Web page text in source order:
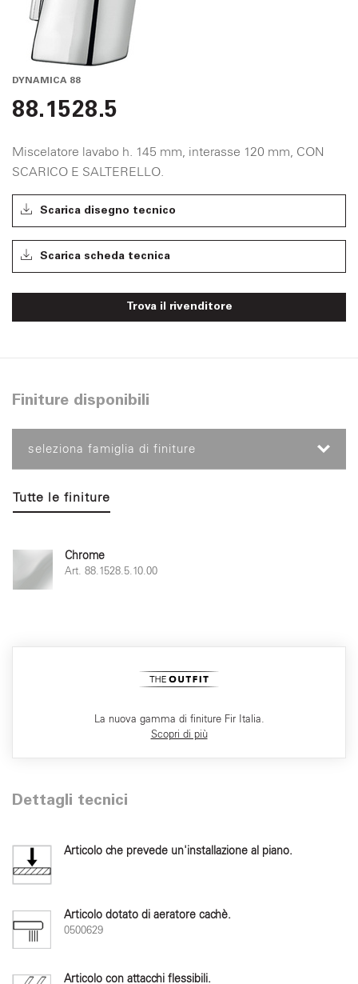
DYNAMICA 88
88.1528.5
Miscelatore lavabo h. 145 mm, interasse 120 mm, CON
SCARICO E SALTERELLO.
Scarica disegno tecnico
Scarica scheda tecnica
Trova il rivenditore
Finiture disponibili
seleziona famiglia di finiture
Tutte le finiture
Chrome
Art. 88.1528.5.10.00
La nuova gamma di finiture Fir Italia.
Scopri di più
Dettagli tecnici
Articolo che prevede un'installazione al piano.
Articolo dotato di aeratore cachè.
0500629
Articolo con attacchi flessibili.